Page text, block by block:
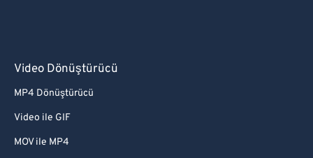
Video Dönüştürücü
MP4 Dönüştürücü
Video ile GIF
MOV ile MP4